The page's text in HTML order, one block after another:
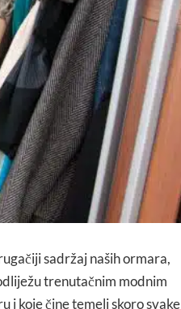
sadržaj naših ormara,
trenutačnim modnim
i koje čine temelj skoro svake